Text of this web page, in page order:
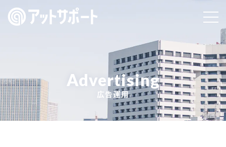
Advertising
広告運用